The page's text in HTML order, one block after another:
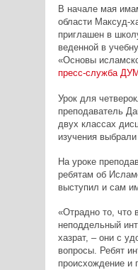
В начале мая
области Максуд-
приглашен в
веденной в
«Основы
пресс-служба
Урок для
преподаватель
двух классах
изучения
На уроке
ребятам об
выступил и сам
«Отрадно то, что
неподдельный
хазрат, – они с
вопросы. Ребят
происхождение и